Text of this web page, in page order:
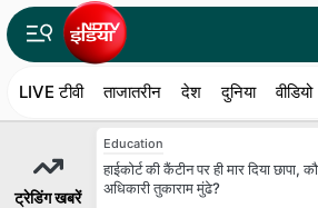
LIVE टीवी ताजातरीन देश दुनिया वीडियो
ट्रेडिंग खबरें
Education
हाईकोर्ट की कैंटीन पर ही मार दिया छापा,
अधिकारी तुकाराम मुंढे?